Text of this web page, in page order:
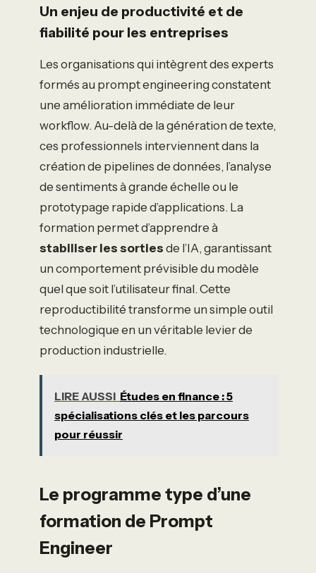
Un enjeu de productivité et de
fiabilité pour les entreprises
Les organisations qui intègrent des experts
formés au prompt engineering constatent
une amélioration immédiate de leur
workflow. Au-delà de la génération de texte,
ces professionnels interviennent dans la
création de pipelines de données, l’analyse
de sentiments à grande échelle ou le
prototypage rapide d’applications. La
formation permet d’apprendre à
stabiliser les sorties de l’IA, garantissant
un comportement prévisible du modèle
quel que soit l’utilisateur final. Cette
reproductibilité transforme un simple outil
technologique en un véritable levier de
production industrielle.
LIRE AUSSI Études en finance : 5
spécialisations clés et les parcours
pour réussir
Le programme type d’une
formation de Prompt
Engineer